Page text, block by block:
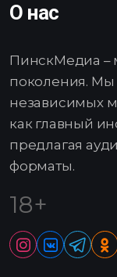
О нас
ПинскМедиа –
поколения. Мы
независимых
как главный
предлагая
форматы.
18+